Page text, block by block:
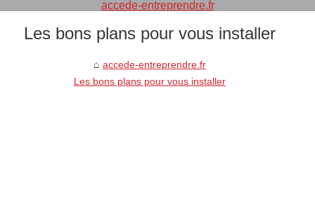
Les bons plans pour vous installer
accede-entreprendre.fr
Les bons plans pour vous installer
accede-entreprendre.fr